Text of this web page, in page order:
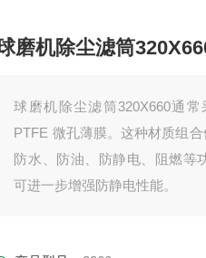
磨机除尘滤筒
球磨机除尘滤筒320X660通
PTFE 微孔薄膜。这种材质组
防水、防油、防静电、阻燃等
可进一步增强防静电性能。